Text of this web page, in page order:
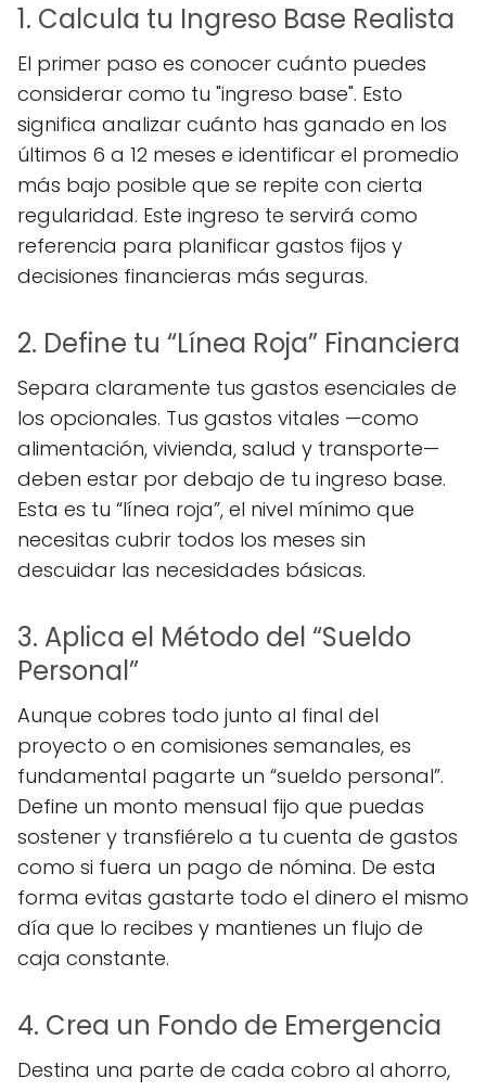
1. Calcula tu Ingreso Base Realista
El primer paso es conocer cuánto puedes
considerar como tu "ingreso base". Esto
significa analizar cuánto has ganado en los
últimos 6 a 12 meses e identificar el promedio
más bajo posible que se repite con cierta
regularidad. Este ingreso te servirá como
referencia para planificar gastos fijos y
decisiones financieras más seguras.
2. Define tu “Línea Roja” Financiera
Separa claramente tus gastos esenciales de
los opcionales. Tus gastos vitales —como
alimentación, vivienda, salud y transporte—
deben estar por debajo de tu ingreso base.
Esta es tu “línea roja”, el nivel mínimo que
necesitas cubrir todos los meses sin
descuidar las necesidades básicas.
3. Aplica el Método del “Sueldo
Personal”
Aunque cobres todo junto al final del
proyecto o en comisiones semanales, es
fundamental pagarte un “sueldo personal”.
Define un monto mensual fijo que puedas
sostener y transfiérelo a tu cuenta de gastos
como si fuera un pago de nómina. De esta
forma evitas gastarte todo el dinero el mismo
día que lo recibes y mantienes un flujo de
caja constante.
4. Crea un Fondo de Emergencia
Destina una parte de cada cobro al ahorro,